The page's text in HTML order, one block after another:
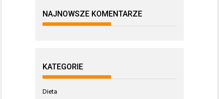
NAJNOWSZE KOMENTARZE
KATEGORIE
Dieta